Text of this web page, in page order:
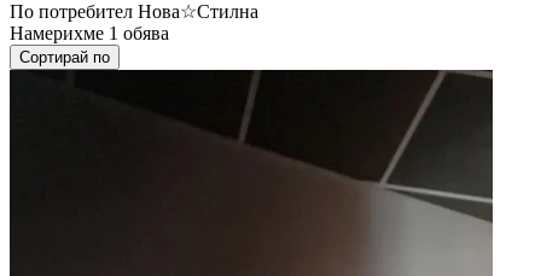
По потребител Нова☆Стилна
Намерихме 1 обява
Сортирай по